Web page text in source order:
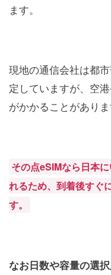
ます。
現地の通信会社は都
定していますが、空
がかかることがありま
その点eSIMなら日本
れるため、到着後すぐ
す。
なお日数や容量の選